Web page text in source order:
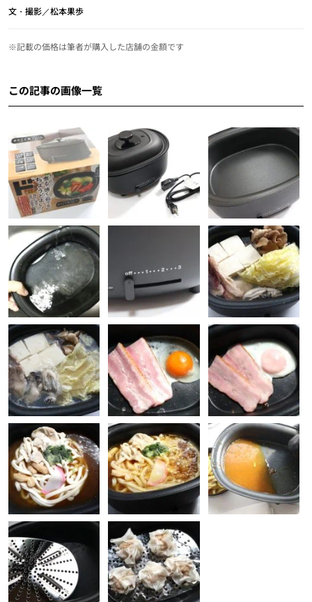
文・撮影／松本果歩
※記載の価格は筆者が購入した店舗の金額です
この記事の画像一覧